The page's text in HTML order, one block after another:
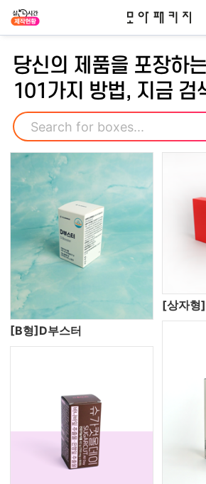
모아패키
당신의 제품을 포장하는
101가지 방법, 지금 검
[B형]D부스터
[상자형